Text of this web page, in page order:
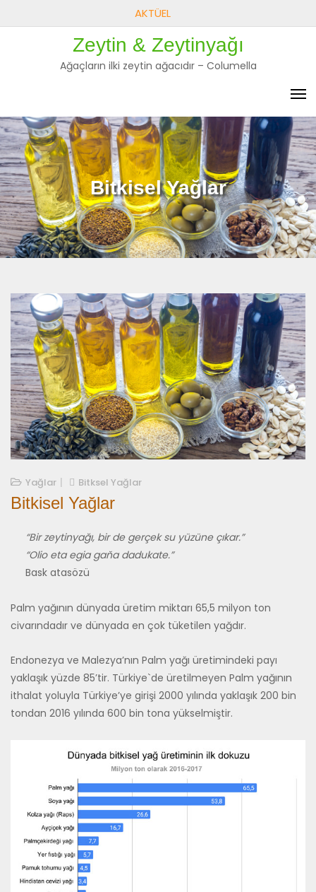
to
AKTÜEL
Zeytin & Zeytinyağı
Ağaçların ilki zeytin ağacıdır – Columella
Bitkisel Yağlar
10/03/2021
Yağlar Bitksel Yağlar
Bitkisel Yağlar
“Bir zeytinyağı, bir de gerçek su yüzüne çıkar.”
“Olio eta egia gaňa dadukate.”
Bask atasözü
Palm yağının dünyada üretim miktarı 65,5 milyon ton
civarındadır ve dünyada en çok tüketilen yağdır.
Endonezya ve Malezya’nın Palm yağı üretimindeki payı
yaklaşık yüzde 85’tir. Türkiye`de üretilmeyen Palm yağının
ithalat yoluyla Türkiye’ye girişi 2000 yılında yaklaşık 200 bin
tondan 2016 yılında 600 bin tona yükselmiştir.